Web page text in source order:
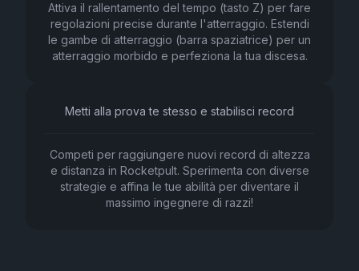
Attiva il rallentamento del tempo (tasto Z) per fare
regolazioni precise durante l'atterraggio. Estendi
le gambe di atterraggio (barra spaziatrice) per un
atterraggio morbido e perfeziona la tua discesa.
Metti alla prova te stesso e stabilisci record
Competi per raggiungere nuovi record di altezza
e distanza in Rocketpult. Sperimenta con diverse
strategie e affina le tue abilità per diventare il
massimo ingegnere di razzi!